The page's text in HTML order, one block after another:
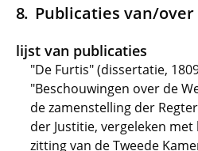
Publicaties van/over
lijst van publicaties
"De Furtis" (dissertatie,
"Beschouwingen over de
de zamenstelling der
der Justitie, vergeleken
zitting van de Tweede